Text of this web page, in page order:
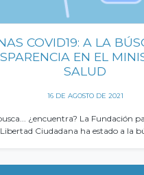
COVID19: A LA
EN EL
SALUD
16 DE AGOSTO DE 2021
¿encuentra? La Fundación
Ciudadana ha estado a la